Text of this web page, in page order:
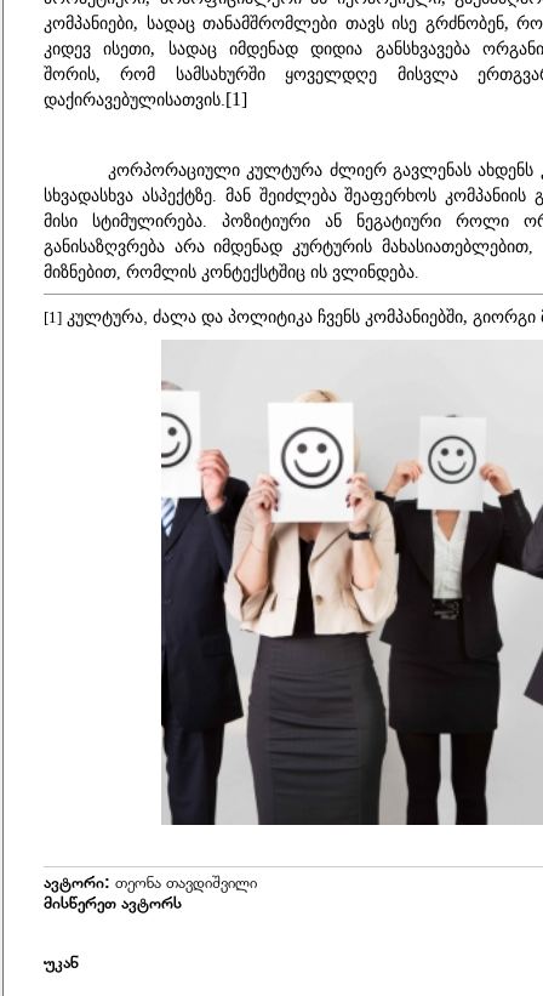
კომპანიები, სადაც თანამშრომლები თავს ისე გრძნობენ,
კიდევ ისეთი, სადაც იმდენად დიდია განსხვავება
შორის, რომ სამსახურში ყოველდღე მისვლა
დაქირავებულისათვის [1]
კორპორაციული კულტურა ძლიერ გავლენას ახდენს
სხვადასხვა ასპექტზე. მან შეიძლება შეაფერხოს კომპანიის
მისი
სტიმულირება. პოზიტიური ან ნეგატიური როლი
განისაზღვრება არა იმდენად კურტურის მახასიათებლებით,
მიზნებით, რომლის კონტექსტშიც ის ვლინდება.
[1] კულტურა ძალა და პოლიტიკა ჩვენს კომპანიებში,
ავტორი: თეონა თავდიშვილი
მისწერეთ ავტორს
უკან